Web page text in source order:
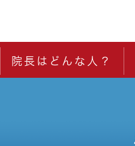
院長はどんな人？